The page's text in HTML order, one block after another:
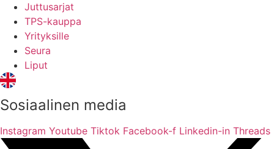
Juttusarjat
TPS-kauppa
Yrityksille
Seura
Liput
Sosiaalinen media
Instagram Youtube Tiktok Facebook-f Linkedin-in Threads